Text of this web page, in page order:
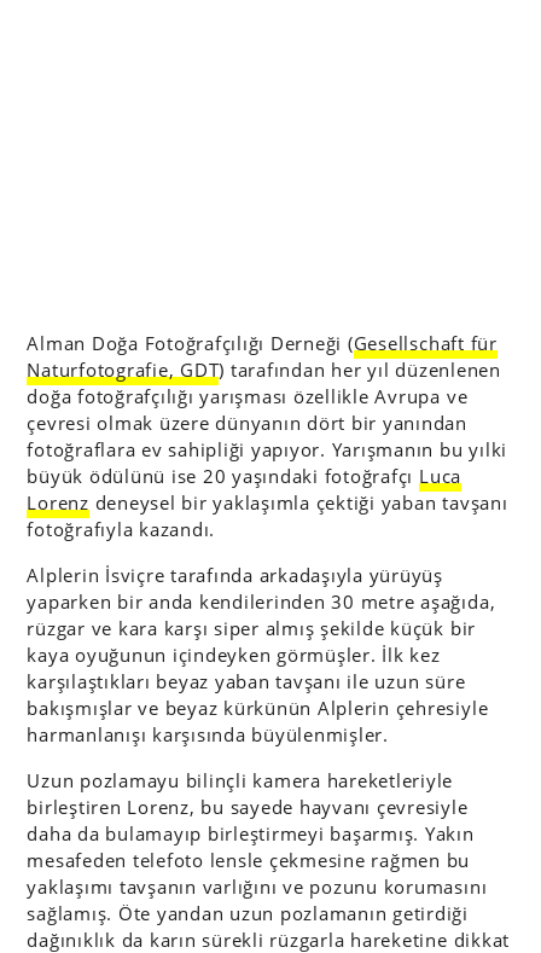
Alman Doğa Fotoğrafçılığı Derneği (Gesellschaft für
Naturfotografie, GDT) tarafından her yıl düzenlenen
doğa fotoğrafçılığı yarışması özellikle Avrupa ve
çevresi olmak üzere dünyanın dört bir yanından
fotoğraflara ev sahipliği yapıyor. Yarışmanın bu yılki
büyük ödülünü ise 20 yaşındaki fotoğrafçı Luca
Lorenz deneysel bir yaklaşımla çektiği yaban tavşanı
fotoğrafıyla kazandı.
Alplerin İsviçre tarafında arkadaşıyla yürüyüş
yaparken bir anda kendilerinden 30 metre aşağıda,
rüzgar ve kara karşı siper almış şekilde küçük bir
kaya oyuğunun içindeyken görmüşler. İlk kez
karşılaştıkları beyaz yaban tavşanı ile uzun süre
bakışmışlar ve beyaz kürkünün Alplerin çehresiyle
harmanlanışı karşısında büyülenmişler.
Uzun pozlamayu bilinçli kamera hareketleriyle
birleştiren Lorenz, bu sayede hayvanı çevresiyle
daha da bulamayıp birleştirmeyi başarmış. Yakın
mesafeden telefoto lensle çekmesine rağmen bu
yaklaşımı tavşanın varlığını ve pozunu korumasını
sağlamış. Öte yandan uzun pozlamanın getirdiği
dağınıklık da karın sürekli rüzgarla hareketine dikkat